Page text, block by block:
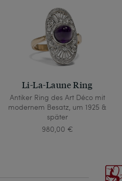
Li-La-Laune Ring
Antiker Ring des Art Déco mit
modernem Besatz, um 1925 &
später
980,00 €